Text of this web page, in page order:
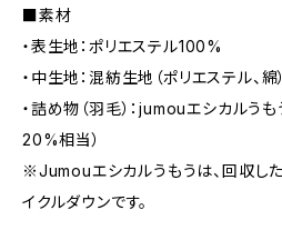
■素材
・表生地：ポリエステル100%
・中生地：混紡生地（ポリエステル、綿）
・詰め物（羽毛）：jumouエシカルう
20%相当）
※Jumouエシカルうもうは、回収し
イクルダウンです。